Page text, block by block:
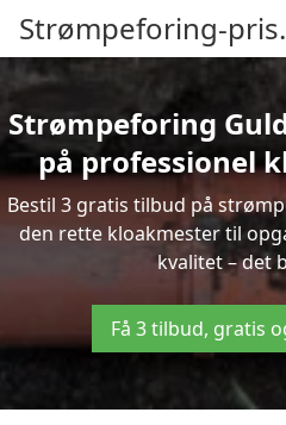
Strømpeforing-
Strømpeforing
på professionel
Bestil 3 gratis tilbud på
den rette kloakmester til
kvalitet – det
Få 3 tilbud, gratis